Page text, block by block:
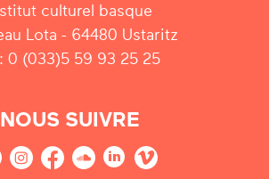
culturel basque
Lota - 64480 Ustaritz
0 (033)5 59 93 25 25
NOUS SUIVRE